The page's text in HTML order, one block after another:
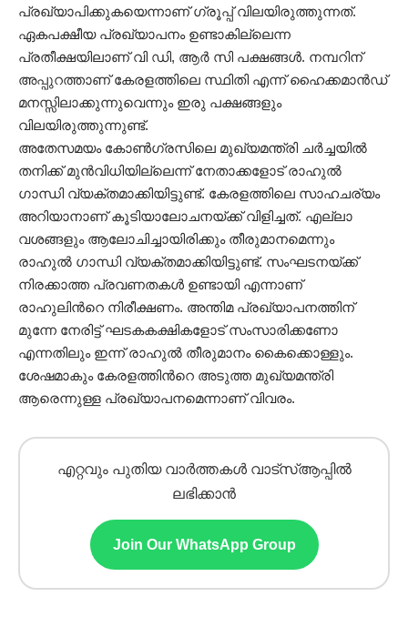
പ്രഖ്യാപിക്കുകയെന്നാണ് ഗ്രൂപ്പ് വിലയിരുത്തുന്നത്.
ഏകപക്ഷീയ പ്രഖ്യാപനം ഉണ്ടാകില്ലെന്ന
പ്രതീക്ഷയിലാണ് വി ഡി, ആ‌ർ സി പക്ഷങ്ങൾ. നമ്പറിന്
അപ്പുറത്താണ് കേരളത്തിലെ സ്ഥിതി എന്ന് ഹൈക്കമാൻഡ്
മനസ്സിലാക്കുന്നുവെന്നും ഇരു പക്ഷങ്ങളും
വിലയിരുത്തുന്നുണ്ട്.
അതേസമയം കോൺഗ്രസിലെ മുഖ്യമന്ത്രി ചർച്ചയിൽ
തനിക്ക് മുൻവിധിയില്ലെന്ന് നേതാക്കളോട് രാഹുൽ
ഗാന്ധി വ്യക്തമാക്കിയിട്ടുണ്ട്. കേരളത്തിലെ സാഹചര്യം
അറിയാനാണ് കൂടിയാലോചനയ്ക്ക് വിളിച്ചത്. എല്ലാ
വശങ്ങളും ആലോചിച്ചായിരിക്കും തീരുമാനമെന്നും
രാഹുൽ ഗാന്ധി വ്യക്തമാക്കിയിട്ടുണ്ട്. സംഘടനയ്ക്ക്
നിരക്കാത്ത പ്രവണതകൾ ഉണ്ടായി എന്നാണ്
രാഹുലിന്‍റെ നിരീക്ഷണം. അന്തിമ പ്രഖ്യാപനത്തിന്
മുന്നേ നേരിട്ട് ഘടകകക്ഷികളോട് സംസാരിക്കണോ
എന്നതിലും ഇന്ന് രാഹുൽ തീരുമാനം കൈക്കൊള്ളും.
ശേഷമാകും കേരളത്തിന്‍റെ അടുത്ത മുഖ്യമന്ത്രി
ആരെന്നുള്ള പ്രഖ്യാപനമെന്നാണ് വിവരം.
എറ്റവും പുതിയ വാർത്തകൾ വാട്സ്ആപ്പിൽ
ലഭിക്കാൻ
Join Our WhatsApp Group